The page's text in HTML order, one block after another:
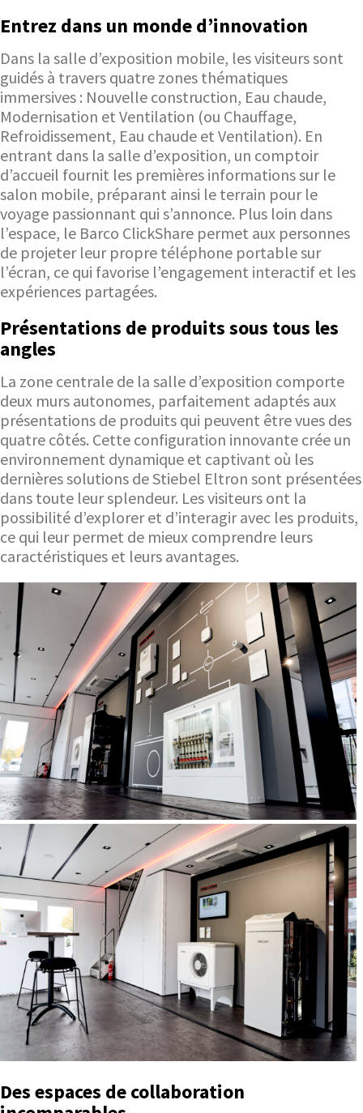
Entrez dans un monde d’innovation
Dans la salle d’exposition mobile, les visiteurs sont
guidés à travers quatre zones thématiques
immersives : Nouvelle construction, Eau chaude,
Modernisation et Ventilation (ou Chauffage,
Refroidissement, Eau chaude et Ventilation). En
entrant dans la salle d’exposition, un comptoir
d’accueil fournit les premières informations sur le
salon mobile, préparant ainsi le terrain pour le
voyage passionnant qui s’annonce. Plus loin dans
l’espace, le Barco ClickShare permet aux personnes
de projeter leur propre téléphone portable sur
l’écran, ce qui favorise l’engagement interactif et les
expériences partagées.
Présentations de produits sous tous les
angles
La zone centrale de la salle d’exposition comporte
deux murs autonomes, parfaitement adaptés aux
présentations de produits qui peuvent être vues des
quatre côtés. Cette configuration innovante crée un
environnement dynamique et captivant où les
dernières solutions de Stiebel Eltron sont présentées
dans toute leur splendeur. Les visiteurs ont la
possibilité d’explorer et d’interagir avec les produits,
ce qui leur permet de mieux comprendre leurs
caractéristiques et leurs avantages.
Des espaces de collaboration